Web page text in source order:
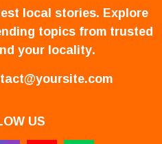
local stories. Explore
topics from trusted
your locality.
US